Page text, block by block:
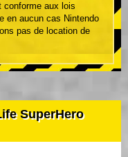
conforme aux lois
en aucun cas Nintendo
pas de location de
SuperHero